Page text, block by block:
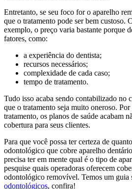
Entretanto, se seu foco for o aparelho
que o tratamento pode ser bem custoso.
exemplo, o preço varia bastante porque
fatores, como:
a experiência do dentista;
recursos necessários;
complexidade de cada caso;
tempo de tratamento.
Tudo isso acaba sendo contabilizado no
que o tratamento seja muito oneroso.
tratamento, os planos de saúde acabam
cobertura para seus clientes.
Para que você possa ter certeza de
odontológico que cobre aparelho
precisa ter em mente qual é o tipo de
pesquise quais operadoras oferecem
odontológico removível. Temos um guia
odontológicos, confira!